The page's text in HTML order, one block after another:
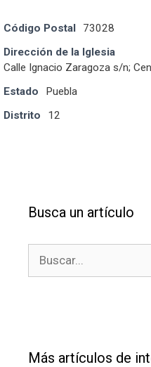
Código Postal
73028
Dirección de la Iglesia
Calle Ignacio Zaragoza s/n;
Estado
Puebla
Distrito
12
Busca un artículo
Más artículos de